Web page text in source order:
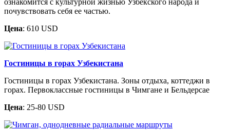
почувствовать себя ее частью.
Цена: 610 USD
Гостиницы в горах Узбекистана
Гостиницы в горах Узбекистана. Зоны отдыха, коттеджи в
горах. Первоклассные гостиницы в Чимгане и Бельдерсае
Цена: 25-80 USD